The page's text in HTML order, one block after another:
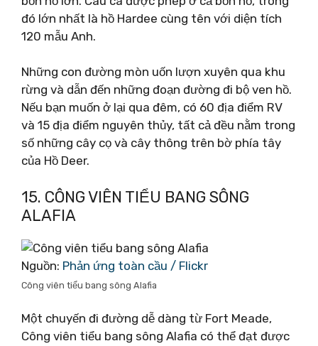
đó lớn nhất là hồ Hardee cùng tên với diện tích
120 mẫu Anh.
Những con đường mòn uốn lượn xuyên qua khu
rừng và dẫn đến những đoạn đường đi bộ ven hồ.
Nếu bạn muốn ở lại qua đêm, có 60 địa điểm RV
và 15 địa điểm nguyên thủy, tất cả đều nằm trong
số những cây cọ và cây thông trên bờ phía tây
của Hồ Deer.
15. CÔNG VIÊN TIỂU BANG SÔNG
ALAFIA
Nguồn: Phản ứng toàn cầu / Flickr
Công viên tiểu bang sông Alafia
Một chuyến đi đường dễ dàng từ Fort Meade,
Công viên tiểu bang sông Alafia có thể đạt được